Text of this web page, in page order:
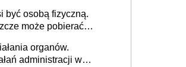
z rodziną
być osobą fizyczną.
może pobierać
organów.
administracji w